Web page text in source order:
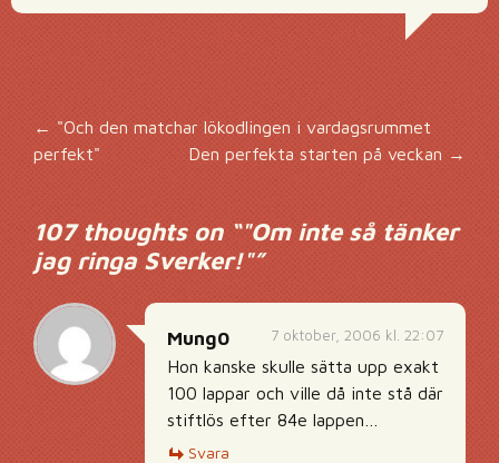
Inläggsnavigering
← "Och den matchar lökodlingen i vardagsrummet
perfekt"
Den perfekta starten på veckan→
107 thoughts on “"Om inte så tänker
jag ringa Sverker!"”
7 oktober, 2006 kl. 22:07
Mung0
Hon kanske skulle sätta upp exakt
100 lappar och ville då inte stå där
stiftlös efter 84e lappen…
Svara